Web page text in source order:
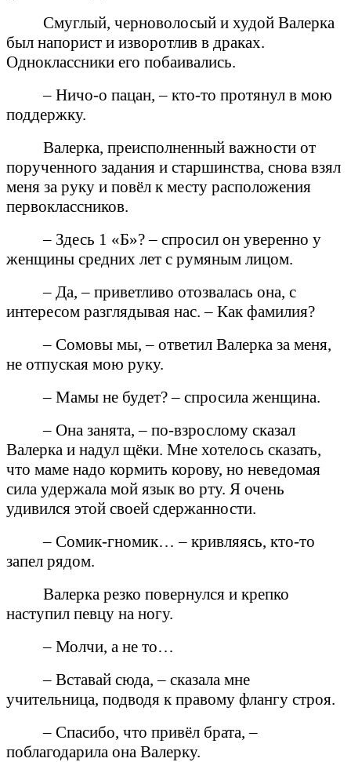
Смуглый, черноволосый и худой Валерка
был напорист и изворотлив в драках.
Одноклассники его побаивались.
– Ничо-о пацан, – кто-то протянул в мою
поддержку.
Валерка, преисполненный важности от
порученного задания и старшинства, снова взял
меня за руку и повёл к месту расположения
первоклассников.
– Здесь 1 «Б»? – спросил он уверенно у
женщины средних лет с румяным лицом.
– Да, – приветливо отозвалась она, с
интересом разглядывая нас. – Как фамилия?
– Сомовы мы, – ответил Валерка за меня,
не отпуская мою руку.
– Мамы не будет? – спросила женщина.
– Она занята, – по-взрослому сказал
Валерка и надул щёки. Мне хотелось сказать,
что маме надо кормить корову, но неведомая
сила удержала мой язык во рту. Я очень
удивился этой своей сдержанности.
– Сомик-гномик… – кривляясь, кто-то
запел рядом.
Валерка резко повернулся и крепко
наступил певцу на ногу.
– Молчи, а не то…
– Вставай сюда, – сказала мне
учительница, подводя к правому флангу строя.
– Спасибо, что привёл брата, –
поблагодарила она Валерку.